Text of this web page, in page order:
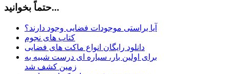
حتماً بخوانید...
آیا براستی موجودات فضایی وجود دارند؟
کتاب های نجوم
دانلود رایگان انواع ماکت های فضایی
برای اولین بار، سیاره ای درست شبیه به
زمین کشف شد